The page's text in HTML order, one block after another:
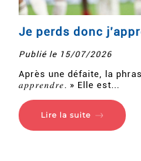
Je perds donc
Publié le 15/07/2026
Après une défaite, la
𝑎𝑝𝑝𝑟𝑒𝑛𝑑𝑟𝑒. » Elle est...
Lire la suite